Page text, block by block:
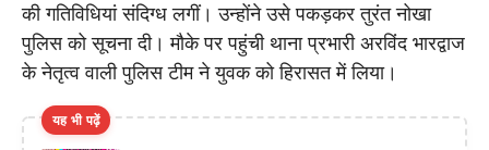
की गतिविधियां संदिग्ध लगीं। उन्होंने उसे पकड़कर तुरंत नोखा
पुलिस को सूचना दी। मौके पर पहुंची थाना प्रभारी अरविंद भारद्वाज
के नेतृत्व वाली पुलिस टीम ने युवक को हिरासत में लिया।
यह भी पढ़ें